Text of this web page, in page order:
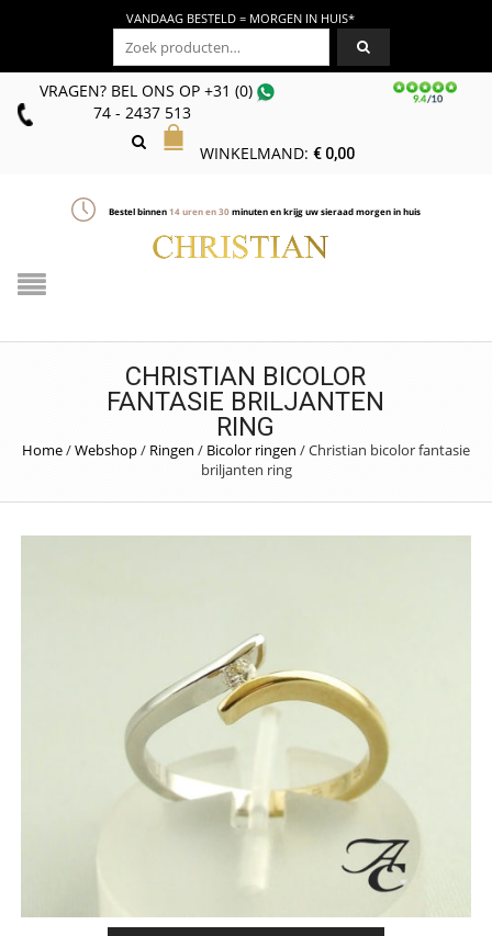
VANDAAG BESTELD = MORGEN IN HUIS*
Zoeken naar:
VRAGEN? BEL ONS OP+31 (0)
74 - 2437 513
WINKELMAND: €0,00
Bestel binnen14uren en30minuten en krijg uw sieraad morgen in huis
CHRISTIAN BICOLOR
FANTASIE BRILJANTEN
RING
Home/Webshop/ Ringen / Bicolor ringen /Christian bicolor fantasie
briljanten ring